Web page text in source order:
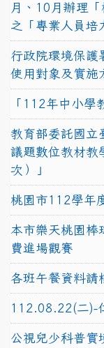
月、10月辦理
之「專業人員培
行政院環境保護
使用對象及實施
「112年中小學
教育部委託國立
議題數位教材教
次）」
桃園市112學年
本市樂天桃園棒
費進場觀賽
各班午餐資料請
112.08.22(二)-
公視兒少科普實